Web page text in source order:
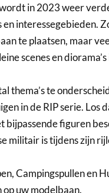
in 2023 weer
interessegebieden.
te plaatsen, maar
scenes en
thema’s te
in de RIP serie. Los
bijpassende figuren
militair is tijdens zijn
Campingspullen en
uw modelbaan.